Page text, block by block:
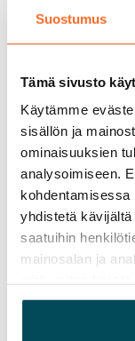
Suostumus
Tämä sivusto
Käytämme
sisällön ja
ominaisuuksien
analysoimiseen.
yhdistetä
saatuihin
mainosalan ja
yhdistää näitä
heille tai joita on
Jotakin